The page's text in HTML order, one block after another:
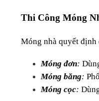
Thi Công Móng
Móng nhà quyết định
Móng đơn:
Móng băng:
Móng cọc: